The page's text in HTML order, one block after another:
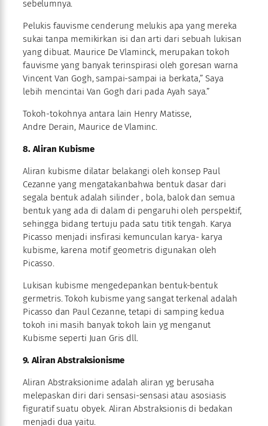
sebelumnya.
Pelukis fauvisme cenderung melukis apa yang mereka
sukai tanpa memikirkan isi dan arti dari sebuah lukisan
yang dibuat. Maurice De Vlaminck, merupakan tokoh
fauvisme yang banyak terinspirasi oleh goresan warna
Vincent Van Gogh, sampai-sampai ia berkata,” Saya
lebih mencintai Van Gogh dari pada Ayah saya.”
Tokoh-tokohnya antara lain Henry Matisse,
Andre Derain, Maurice de Vlaminc.
8. Aliran Kubisme
Aliran kubisme dilatar belakangi oleh konsep Paul
Cezanne yang mengatakanbahwa bentuk dasar dari
segala bentuk adalah silinder , bola, balok dan semua
bentuk yang ada di dalam di pengaruhi oleh perspektif,
sehingga bidang tertuju pada satu titik tengah. Karya
Picasso menjadi insfirasi kemunculan karya- karya
kubisme, karena motif geometris digunakan oleh
Picasso.
Lukisan kubisme mengedepankan bentuk-bentuk
germetris. Tokoh kubisme yang sangat terkenal adalah
Picasso dan Paul Cezanne, tetapi di samping kedua
tokoh ini masih banyak tokoh lain yg menganut
Kubisme seperti Juan Gris dll.
9. Aliran Abstraksionisme
Aliran Abstraksionime adalah aliran yg berusaha
melepaskan diri dari sensasi-sensasi atau asosiasis
figuratif suatu obyek. Aliran Abstraksionis di bedakan
menjadi dua yaitu.